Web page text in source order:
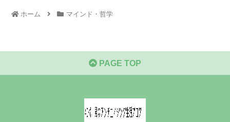
ホーム マインド・哲学
PAGE TOP